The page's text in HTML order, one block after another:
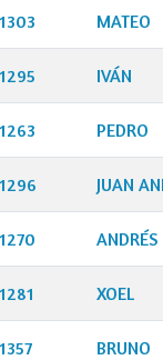
1303 MATEO
1295 IVÁN
1263 PEDRO
1296 JUAN
1270 ANDRÉS
1281 XOEL
1357 BRUNO